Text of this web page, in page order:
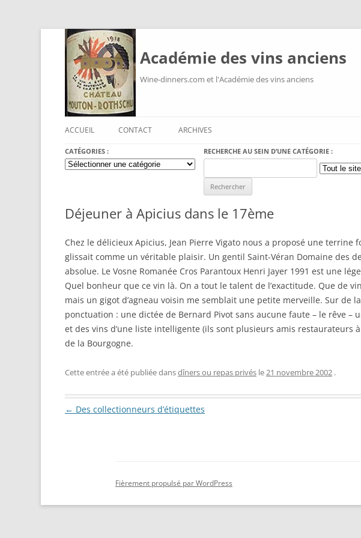
Académie des vins anciens
Wine-dinners.com et l'Académie des vins anciens
ACCUEIL CONTACT ARCHIVES
CATÉGORIES :
Catégories
:
RECHERCHE AU SEIN D’UNE CATÉGORIE :
for:
Déjeuner à Apicius dans le 17ème
Chez le délicieux Apicius, Jean Pierre Vigato nous a proposé une
glissait comme un véritable plaisir. Un gentil Saint-Véran Domaine des
absolue. Le Vosne Romanée Cros Parantoux Henri Jayer 1991 est une
Quel bonheur que ce vin là. On a tout le talent de l’exactitude. Que de
mais un gigot d’agneau voisin me semblait une petite merveille. Sur de
ponctuation : une dictée de Bernard Pivot sans aucune faute – le rêve –
et des vins d’une liste intelligente (ils sont plusieurs amis restaurateurs
de la Bourgogne.
Cette entrée a été publiée dansdîners ou repas privés le21 novembre 2002 .
Navigation des articles
← Des collectionneurs d’étiquettes
Fièrement propulsé par WordPress